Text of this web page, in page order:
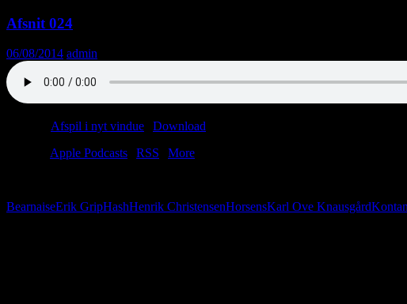
Afsnit 024
06/08/2014 admin
Afspil i nyt vindue Download
Apple Podcasts RSS
More
BearnaiseErik GripHashHenrik ChristensenHorsensKarl Ove Knausgård